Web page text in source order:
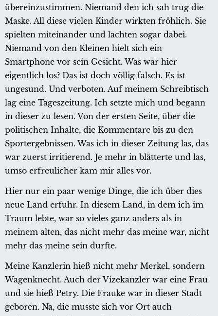
übereinzustimmen. Niemand den ich sah trug die
Maske. All diese vielen Kinder wirkten fröhlich. Sie
spielten miteinander und lachten sogar dabei.
Niemand von den Kleinen hielt sich ein
Smartphone vor sein Gesicht. Was war hier
eigentlich los? Das ist doch völlig falsch. Es ist
ungesund. Und verboten. Auf meinem Schreibtisch
lag eine Tageszeitung. Ich setzte mich und begann
in dieser zu lesen. Von der ersten Seite, über die
politischen Inhalte, die Kommentare bis zu den
Sportergebnissen. Was ich in dieser Zeitung las, das
war zuerst irritierend. Je mehr in blätterte und las,
umso erfreulicher kam mir alles vor.
Hier nur ein paar wenige Dinge, die ich über dies
neue Land erfuhr. In diesem Land, in dem ich im
Traum lebte, war so vieles ganz anders als in
meinem alten, das nicht mehr das meine war, nicht
mehr das meine sein durfte.
Meine Kanzlerin hieß nicht mehr Merkel, sondern
Wagenknecht. Auch der Vizekanzler war eine Frau
und sie hieß Petry. Die Frauke war in dieser Stadt
geboren. Na, die musste sich vor Ort auch